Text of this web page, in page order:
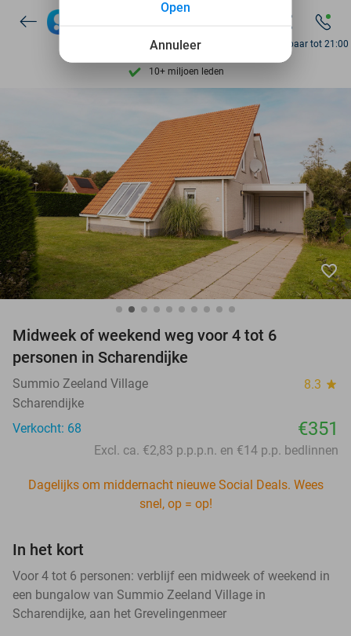
7 dagen per week beschikbaar
10+ miljoen leden
9,4 op basis van
7 dagen per week beschikbaar
10+ miljoen leden
Bereikbaar tot 21:00
favorite_border
Midweek of weekend weg voor 4 tot 6
personen in Scharendijke
Summio Zeeland Village 8.3 star
Scharendijke
Verkocht: 68
€351
Excl. ca. €2,83 p.p.p.n. en €14 p.p. bedlinnen
Dagelijks om middernacht nieuwe Social Deals. Wees
snel, op = op!
In het kort
Voor 4 tot 6 personen: verblijf een midweek of weekend in
een bungalow van Summio Zeeland Village in
Scharendijke, aan het Grevelingenmeer
Annuleer
Open